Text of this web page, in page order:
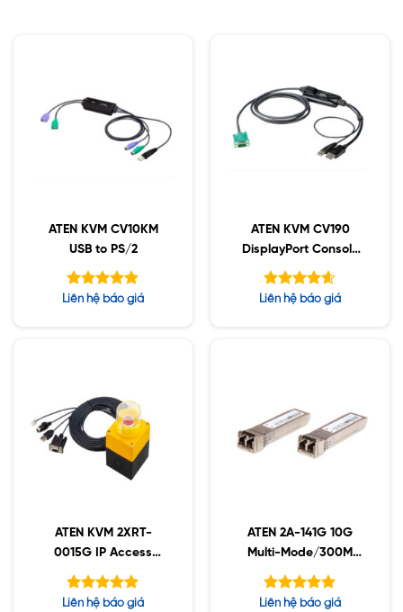
ATEN KVM CV10KM
USB to PS/2
Được xếp
Liên hệ báo giá
ATEN KVM CV190
DisplayPort Console
Converter
Được xếp
Liên hệ báo giá
ATEN KVM 2XRT-
0015G IP Access
Control Box
Được xếp
Liên hệ báo giá
ATEN 2A-141G 10G
Multi-Mode/300M
Fiber SFP+ Module
Được xếp
Liên hệ báo giá